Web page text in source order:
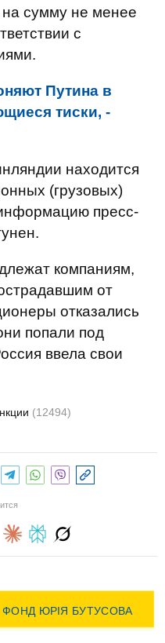
сумму не менее
с
Путина в
тиски, -
находится
(грузовых)
пресс-
компаниям,
от
отказались
попали под
ввела свои
(12494)